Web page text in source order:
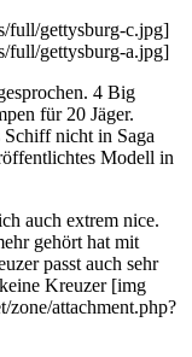
full/gettysburg-c.jpg]
full/gettysburg-a.jpg]
4 Big
für 20 Jäger.
Schiff nicht in Saga
Modell in
auch extrem nice.
gehört hat mit
passt auch sehr
Kreuzer [img
attachment.php?